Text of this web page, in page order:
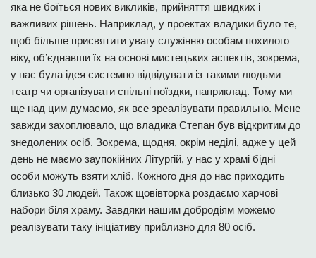
яка не боїться нових викликів, прийняття швидких і
важливих рішень. Наприклад, у проектах владики було те,
щоб більше присвятити увагу служінню особам похилого
віку, об’єднавши їх на основі мистецьких аспектів, зокрема,
у нас була ідея системно відвідувати із такими людьми
театр чи організувати спільні поїздки, наприклад. Тому ми
ще над цим думаємо, як все зреалізувати правильно. Мене
завжди захоплювало, що владика Степан був відкритим до
знедолених осіб. Зокрема, щодня, окрім неділі, адже у цей
день не маємо заупокійних Літургій, у нас у храмі бідні
особи можуть взяти хліб. Кожного дня до нас приходить
близько 30 людей. Також щовівторка роздаємо харчові
набори біля храму. Завдяки нашим добродіям можемо
реалізувати таку ініціативу приблизно для 80 осіб.